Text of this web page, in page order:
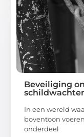
Beveiliging
In een wereld
boventoon
onderdeel